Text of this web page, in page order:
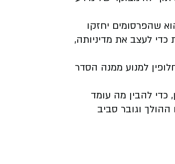
שהפרסומים יחזקו
לעצב את מדיניותה,
למנוע ממנה הסדר
כדי להבין מה עומד
וגובר סביב